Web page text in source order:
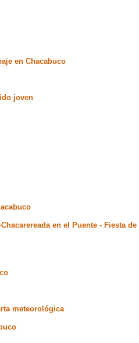
en Chacabuco
joven
en el Puente - Fiesta de
meteorológica